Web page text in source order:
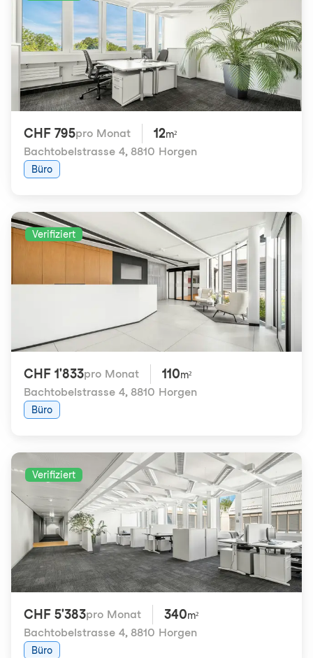
CHF 795pro Monat 12m²
Bachtobelstrasse 4, 8810 Horgen
Büro
Verifiziert
CHF 1'833pro Monat 110m²
Bachtobelstrasse 4, 8810 Horgen
Büro
Verifiziert
CHF 5'383pro Monat 340m²
Bachtobelstrasse 4, 8810 Horgen
Büro